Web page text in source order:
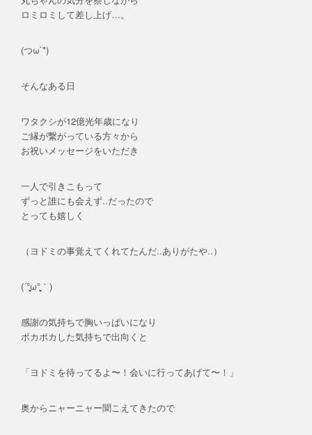
ロミロミして差し上げ…。
(つω`*)
そんなある日
ワタクシが12億光年歳になり
ご縁が繋がっている方々から
お祝いメッセージをいただき
一人で引きこもって
ずっと誰にも会えず..だったので
とっても嬉しく
（ヨドミの事覚えてくれてたんだ..ありがたや..）
(´°̥̥̥̥̥̥̥̥ω°̥̥̥̥̥̥̥̥｀)
感謝の気持ちで胸いっぱいになり
ポカポカした気持ちで出向くと
「ヨドミを待ってるよ〜！会いに行ってあげて〜！」
奥からニャーニャー聞こえてきたので